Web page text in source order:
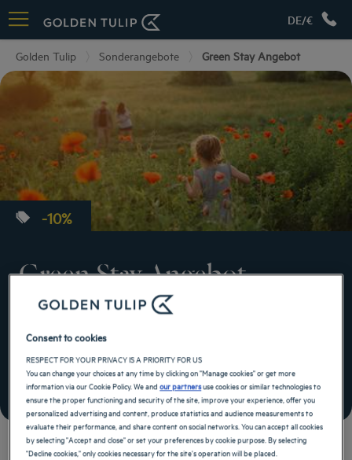
DE/€
Golden Tulip Sonderangebote Green Stay Angebot
-10%
Green Stay Angebot
Die Vorteile des Angebots
Bei Buchung von 2-3 aufeinanderfolgenden Nächten
MIT DIESEM ANGEBOT BUCHEN
Siehe allgemeine Geschäftsbedingungen
Consent to cookies
RESPECT FOR YOUR PRIVACY IS A PRIORITY FOR US
You can change your choices at any time by clicking on "Manage cookies" or get more
information via our Cookie Policy. We andour partnersuse cookies or similar technologies to
ensure the proper functioning and security of the site, improve your experience, offer you
personalized advertising and content, produce statistics and audience measurements to
evaluate their performance, and share content on social networks. You can accept all cookies
by selecting "Accept and close" or set your preferences by cookie purpose. By selecting
"Decline cookies," only cookies necessary for the site's operation will be placed.